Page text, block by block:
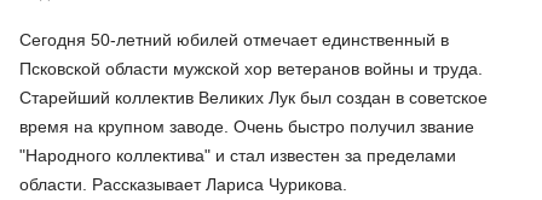
Сегодня 50-летний юбилей отмечает единственный в
Псковской области мужской хор ветеранов войны и труда.
Старейший коллектив Великих Лук был создан в советское
время на крупном заводе. Очень быстро получил звание
"Народного коллектива" и стал известен за пределами
области. Рассказывает Лариса Чурикова.